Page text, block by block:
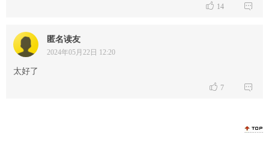
 14 
匿名读友
2024年05月22日 12:20
太好了
 7 